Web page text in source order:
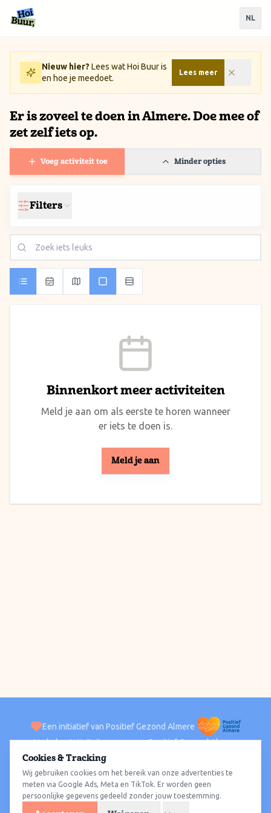
Ga naar inhoud / Skip to content
NL
Nieuw hier? Lees wat Hoi Buur is
en hoe je meedoet.
Lees meer
Er is zoveel te doen in Almere. Doe mee of
zet zelf iets op.
Voeg activiteit toe Minder opties
Filters
Binnenkort meer activiteiten
Meld je aan om als eerste te horen wanneer
er iets te doen is.
Meld je aan
Een initiatief van Positief Gezond Almere
VerhalenActiviteiten Positief Gezond Almere
ACTIVITEITEN PER WIJK
Alle wijkenAlmere HavenAlmere StadAlmere BuitenAlmere Poort
Almere HoutAlmere OosterwoldWat te doen
Cookies & Tracking
Wij gebruiken cookies om het bereik van onze advertenties te
meten via Google Ads, Meta en TikTok. Er worden geen
persoonlijke gegevens gedeeld zonder jouw toestemming.